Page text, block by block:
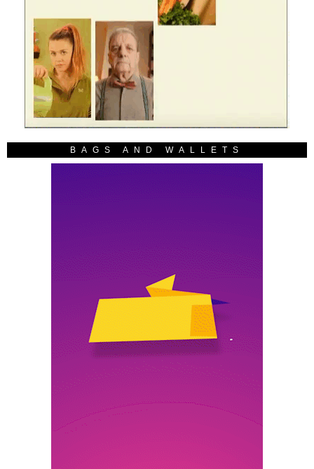
BAGS AND WALLETS